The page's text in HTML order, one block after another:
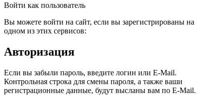
Войти как пользователь
Вы можете войти на сайт, если вы зарегистрированы на
одном из этих сервисов:
Авторизация
Если вы забыли пароль, введите логин или E-Mail.
Контрольная строка для смены пароля, а также ваши
регистрационные данные, будут высланы вам по E-Mail.